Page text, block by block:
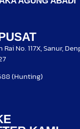
No. 117X, Sanur,
(Hunting)